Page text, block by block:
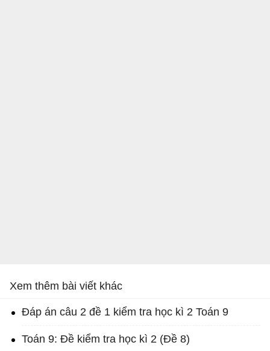
Xem thêm bài viết khác
Đáp án câu 2 đề 1 kiểm tra học kì 2 Toán 9
Toán 9: Đề kiểm tra học kì 2 (Đề 8)